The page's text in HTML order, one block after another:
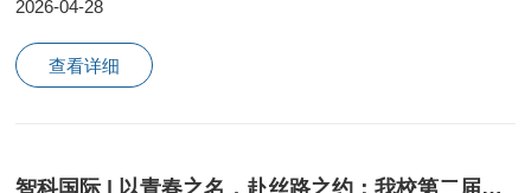
2026-04-28
查看详细
智科国际 | 以青春之名，赴丝路之约：我校第二届国际文化节圆满闭幕